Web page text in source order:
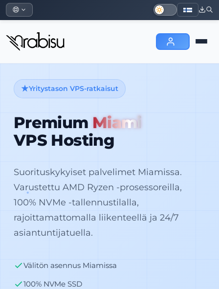
Yritystason VPS-ratkaisut
Premium Miami
VPS Hosting
Suorituskykyiset palvelimet Miamissa.
Varustettu AMD Ryzen -prosessoreilla,
100% NVMe -tallennustilalla,
rajoittamattomalla liikenteellä ja 24/7
asiantuntijatuella.
Välitön asennus Miamissa
100% NVMe SSD